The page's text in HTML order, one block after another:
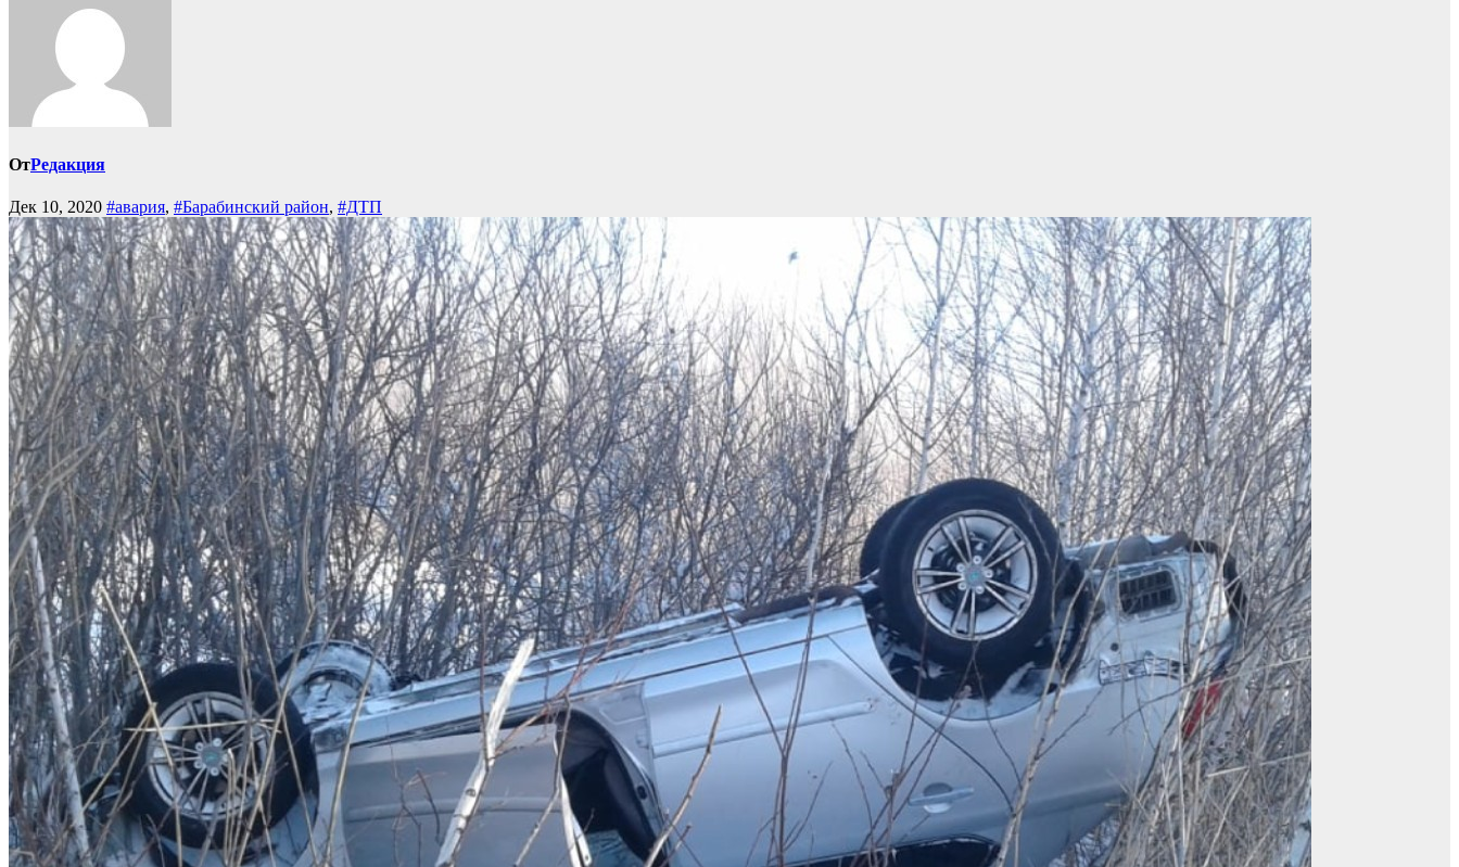
ОтРедакция
Дек 10, 2020 #авария, #Барабинский район, #ДТП